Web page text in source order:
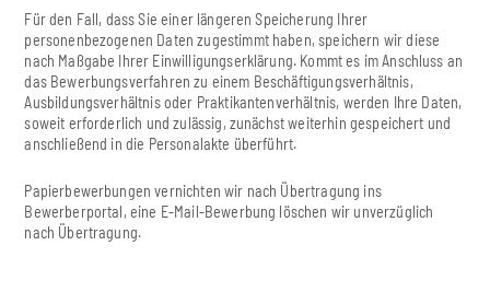
Für den Fall, dass Sie einer längeren Speicherung Ihrer
personenbezogenen Daten zugestimmt haben, speichern wir diese
nach Maßgabe Ihrer Einwilligungserklärung. Kommt es im Anschluss an
das Bewerbungsverfahren zu einem Beschäftigungsverhältnis,
Ausbildungsverhältnis oder Praktikantenverhältnis, werden Ihre Daten,
soweit erforderlich und zulässig, zunächst weiterhin gespeichert und
anschließend in die Personalakte überführt.
Papierbewerbungen vernichten wir nach Übertragung ins
Bewerberportal, eine E-Mail-Bewerbung löschen wir unverzüglich
nach Übertragung.